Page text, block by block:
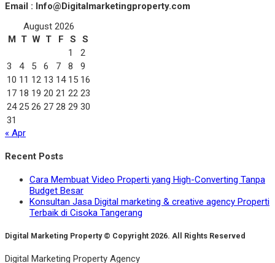
Email : Info@Digitalmarketingproperty.com
August 2026
M
T W T F S
S
1
2
3
4 5 6 7 8
9
10 11 12 13 14 15 16
17 18 19 20 21 22 23
24 25 26 27 28 29 30
31
« Apr
Recent Posts
Cara Membuat Video Properti yang High-Converting Tanpa
Budget Besar
Konsultan Jasa Digital marketing & creative agency Properti
Terbaik di Cisoka Tangerang
Digital Marketing Property © Copyright 2026. All Rights Reserved
Digital Marketing Property Agency